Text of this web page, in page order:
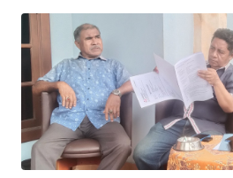
LABUAN
BAJO
OPINI
Informasi